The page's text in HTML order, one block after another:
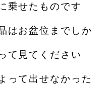
乗せたものです️
はお盆位までしか
て見てください
って出せなかった